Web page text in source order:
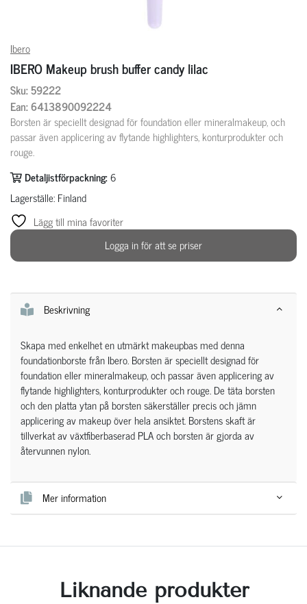
Ibero
IBERO Makeup brush buffer candy lilac
Sku: 59222
Ean: 6413890092224
Borsten är speciellt designad för foundation eller mineralmakeup, och
passar även applicering av flytande highlighters, konturprodukter och
rouge.
Detaljistförpackning:6
Lagerställe: Finland
Lägg till mina favoriter
Logga in för att se priser
Beskrivning
Skapa med enkelhet en utmärkt makeupbas med denna
foundationborste från Ibero. Borsten är speciellt designad för
foundation eller mineralmakeup, och passar även applicering av
flytande highlighters, konturprodukter och rouge. De täta borsten
och den platta ytan på borsten säkerställer precis och jämn
applicering av makeup över hela ansiktet. Borstens skaft är
tillverkat av växtfiberbaserad PLA och borsten är gjorda av
återvunnen nylon.
Mer information
Liknande produkter